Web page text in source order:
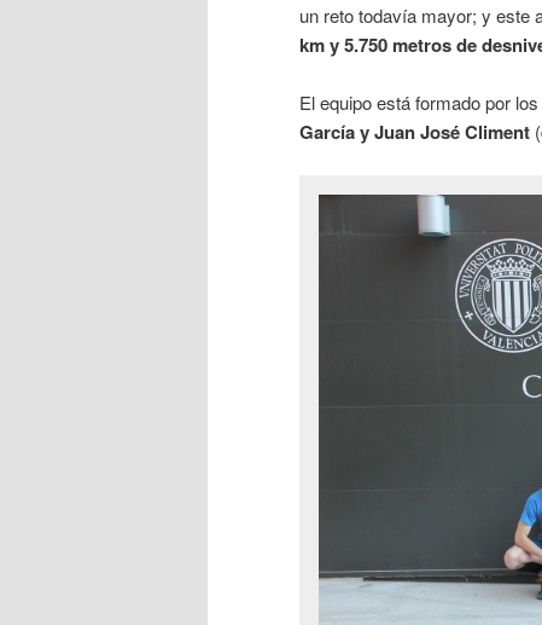
un reto todavía mayor; y este
km y 5.750 metros de
El equipo está formado por
García y Juan José Climent